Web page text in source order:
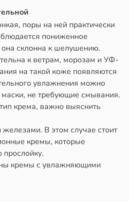
поры на ней практически
пониженное
склонна к шелушению.
к ветрам, морозам и УФ-
на такой коже появляются
увлажнения можно
маски, не требующие смывания.
крема, важно выяснить
В этом случае стоит
кремы, которые
кремы с увлажняющими